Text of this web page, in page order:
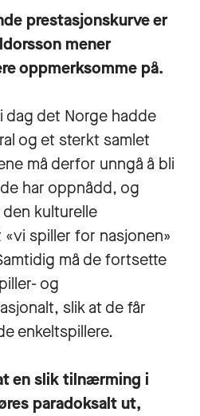
prestasjonskurve er
mener
oppmerksomme på.
dag det Norge hadde
og et sterkt samlet
må derfor unngå å bli
har oppnådd, og
kulturelle
spiller for nasjonen»
må de fortsette
og
slik at de får
enkeltspillere.
en slik tilnærming i
paradoksalt ut,